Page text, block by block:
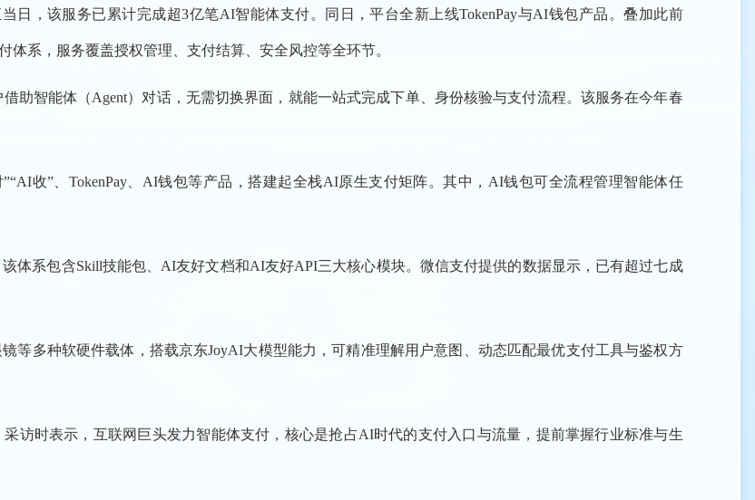
日，该服务已累计完成超3亿笔AI智能体支付。同日，平台全新上线TokenPay与AI钱包产品。叠加此前
系，服务覆盖授权管理、支付结算、安全风控等全环节。
助智能体（Agent）对话，无需切换界面，就能一站式完成下单、身份核验与支付流程。该服务在今年春
收”、TokenPay、AI钱包等产品，搭建起全栈AI原生支付矩阵。其中，AI钱包可全流程管理智能体任
体系包含Skill技能包、AI友好文档和AI友好API三大核心模块。微信支付提供的数据显示，已有超过七成
等多种软硬件载体，搭载京东JoyAI大模型能力，可精准理解用户意图、动态匹配最优支付工具与鉴权方
访时表示，互联网巨头发力智能体支付，核心是抢占AI时代的支付入口与流量，提前掌握行业标准与生